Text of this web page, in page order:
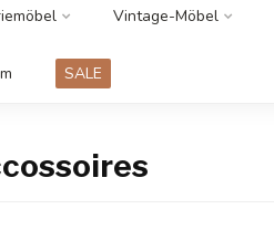
Vintage-Möbel
SALE